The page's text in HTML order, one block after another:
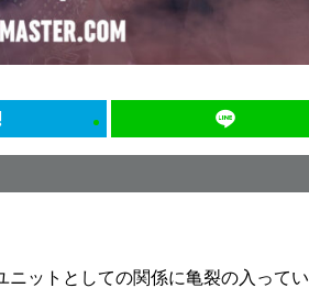
ットとしての関係に亀裂の入ってい